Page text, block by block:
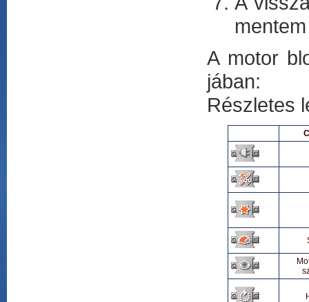
A motor
jában:
Részletes